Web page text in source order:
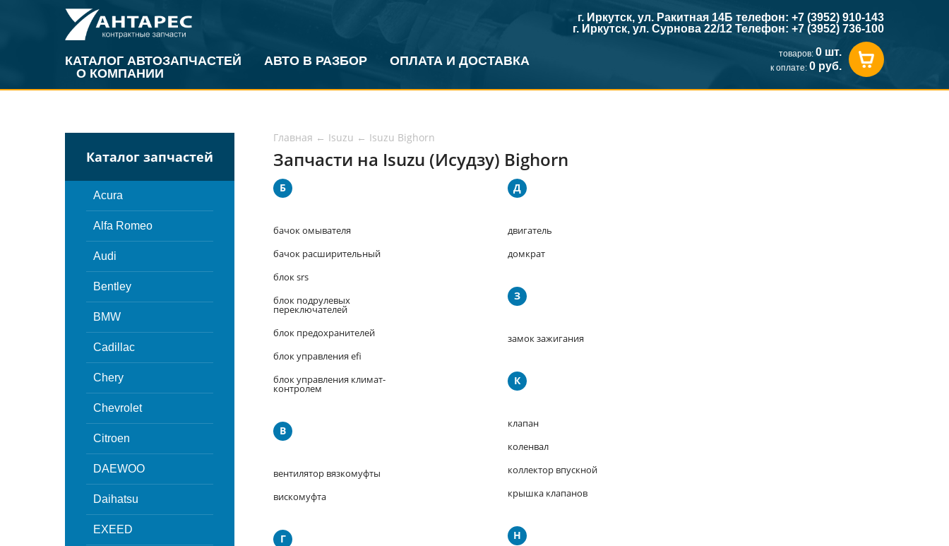
КАТАЛОГ АВТОЗАПЧАСТЕЙ АВТО В РАЗБОР
ОПЛАТА И ДОСТАВКА
О КОМПАНИИ
г. Иркутск, ул. Ракитная 14Б телефон: +7 (3952) 910-143
г. Иркутск, ул. Сурнова 22/12 Телефон: +7 (3952) 736-100
товаров: 0 шт.
к оплате: 0 руб.
Каталог запчастей
Acura
Alfa Romeo
Audi
Bentley
BMW
Cadillac
Chery
Chevrolet
Citroen
DAEWOO
Daihatsu
EXEED
Главная ← Isuzu ← Isuzu Bighorn
Запчасти на Isuzu (Исудзу) Bighorn
Б
бачок омывателя
бачок расширительный
блок srs
блок подрулевых
переключателей
блок предохранителей
блок управления efi
блок управления климат-
контролем
В
вентилятор вязкомуфты
вискомуфта
Г
Д
двигатель
домкрат
З
замок зажигания
К
клапан
коленвал
коллектор впускной
крышка клапанов
Н